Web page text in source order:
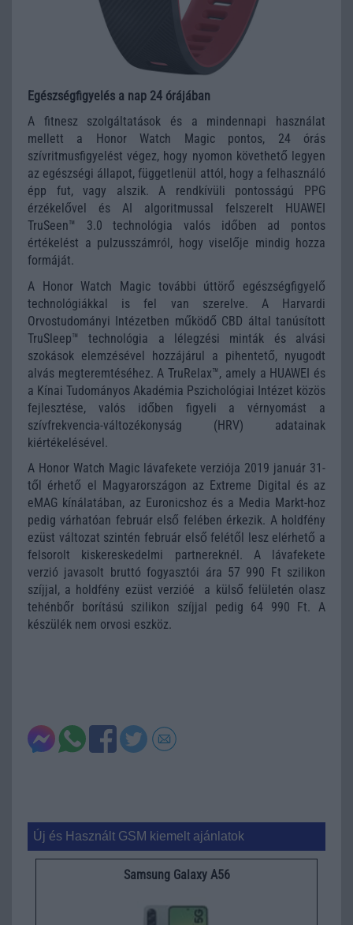
Egészségfigyelés a nap 24 órájában
A fitnesz szolgáltatások és a mindennapi használat
mellett a Honor Watch Magic pontos, 24 órás
szívritmusfigyelést végez, hogy nyomon követhető legyen
az egészségi állapot, függetlenül attól, hogy a felhasználó
épp fut, vagy alszik. A rendkívüli pontosságú PPG
érzékelővel és AI algoritmussal felszerelt HUAWEI
TruSeen™ 3.0 technológia valós időben ad pontos
értékelést a pulzusszámról, hogy viselője mindig hozza
formáját.
A Honor Watch Magic további úttörő egészségfigyelő
technológiákkal is fel van szerelve. A Harvardi
Orvostudományi Intézetben működő CBD által tanúsított
TruSleep™ technológia a lélegzési minták és alvási
szokások elemzésével hozzájárul a pihentető, nyugodt
alvás megteremtéséhez. A TruRelax™, amely a HUAWEI és
a Kínai Tudományos Akadémia Pszichológiai Intézet közös
fejlesztése, valós időben figyeli a vérnyomást a
szívfrekvencia-változékonyság (HRV) adatainak
kiértékelésével.
A Honor Watch Magic lávafekete verziója 2019 január 31-
től érhető el Magyarországon az Extreme Digital és az
eMAG kínálatában, az Euronicshoz és a Media Markt-hoz
pedig várhatóan február első felében érkezik. A holdfény
ezüst változat szintén február első felétől lesz elérhető a
felsorolt kiskereskedelmi partnereknél. A lávafekete
verzió javasolt bruttó fogyasztói ára 57 990 Ft szilikon
szíjjal, a holdfény ezüst verzióé a külső felületén olasz
tehénbőr borítású szilikon szíjjal pedig 64 990 Ft. A
készülék nem orvosi eszköz.
Új és Használt GSM kiemelt ajánlatok
Samsung Galaxy A56